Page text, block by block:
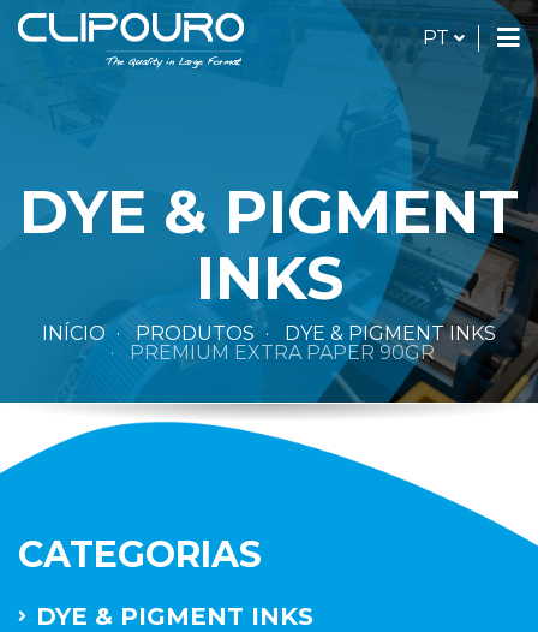
PT
de
DYE & PIGMENT
INKS
INÍCIO PRODUTOS
DYE & PIGMENT INKS
PREMIUM EXTRA PAPER 90GR
CATEGORIAS
DYE & PIGMENT INKS